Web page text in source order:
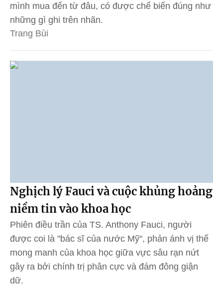
mình mua đến từ đâu, có được chế biến đúng như
những gì ghi trên nhãn.
Trang Bùi
Nghịch lý Fauci và cuộc khủng hoảng
niềm tin vào khoa học
Phiên điều trần của TS. Anthony Fauci, người
được coi là "bác sĩ của nước Mỹ", phản ánh vị thế
mong manh của khoa học giữa vực sâu rạn nứt
gây ra bởi chính trị phân cực và đám đông giận
dữ.